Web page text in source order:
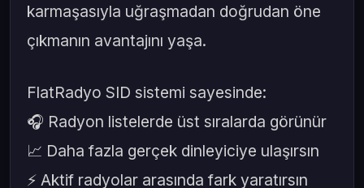
karmaşasıyla uğraşmadan doğrudan öne
çıkmanın avantajını yaşa.
FlatRadyo SID sistemi sayesinde:
🎧 Radyon listelerde üst sıralarda görünür
📈 Daha fazla gerçek dinleyiciye ulaşırsın
⚡ Aktif radyolar arasında fark yaratırsın